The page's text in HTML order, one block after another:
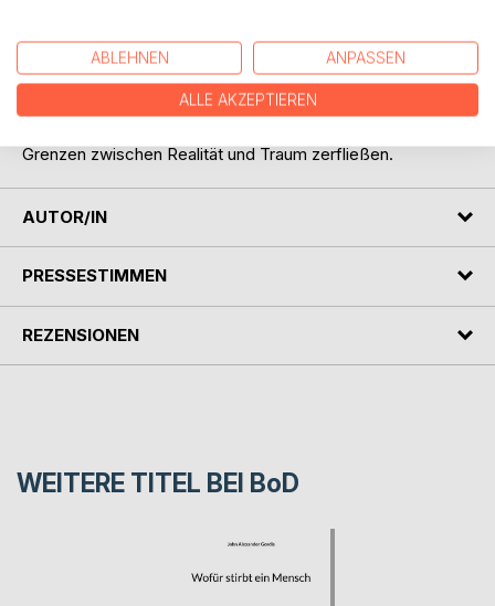
Protagonisten ab. In der ersten trifft er in Träumen den
Propheten Jeremia, wobei Jeremias Leben an ihm
vorüberzieht.. In der zweiten ist er in einer seelischen
Ausnahmesituation gefangen, die Züge einer Psychose hat.
Grenzen zwischen Realität und Traum zerfließen.
AUTOR/IN
PRESSESTIMMEN
REZENSIONEN
WEITERE TITEL BEI BoD
ABLEHNEN ANPASSEN
ALLE AKZEPTIEREN